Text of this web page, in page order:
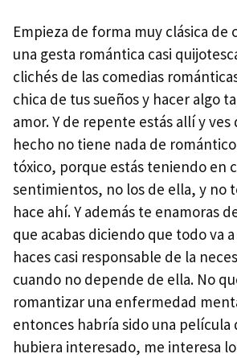
Empieza de forma muy clásica de
una gesta romántica casi
clichés de las comedias
chica de tus sueños y hacer algo
amor. Y de repente estás allí y ves
hecho no tiene nada de
tóxico, porque estás teniendo en
sentimientos, no los de ella, y no
hace ahí. Y además te enamoras
que acabas diciendo que todo va
haces casi responsable de la
cuando no depende de ella. No
romantizar una enfermedad
entonces habría sido una película
hubiera interesado, me interesa